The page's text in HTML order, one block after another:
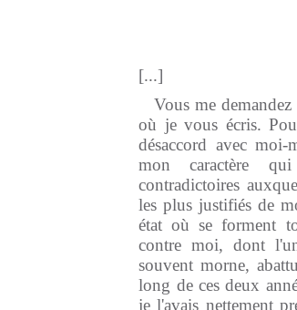
[...]
Vous me
où je vous écris.
désaccord avec
mon caractère
contradictoires
les plus justifiés de
état où se forment
contre moi, dont
souvent morne,
long de ces deux
je l'avais nettement